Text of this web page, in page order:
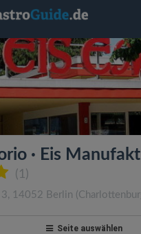
· Eis
(1)
, 14052 Berlin
Seite auswählen